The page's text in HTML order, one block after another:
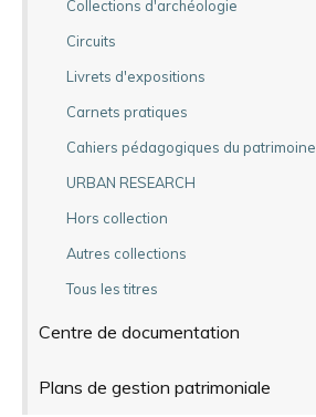
Collections d'archéologie
Circuits
Livrets d'expositions
Carnets pratiques
Cahiers pédagogiques du patrimoine
URBAN RESEARCH
Hors collection
Autres collections
Tous les titres
Centre de documentation
Plans de gestion patrimoniale